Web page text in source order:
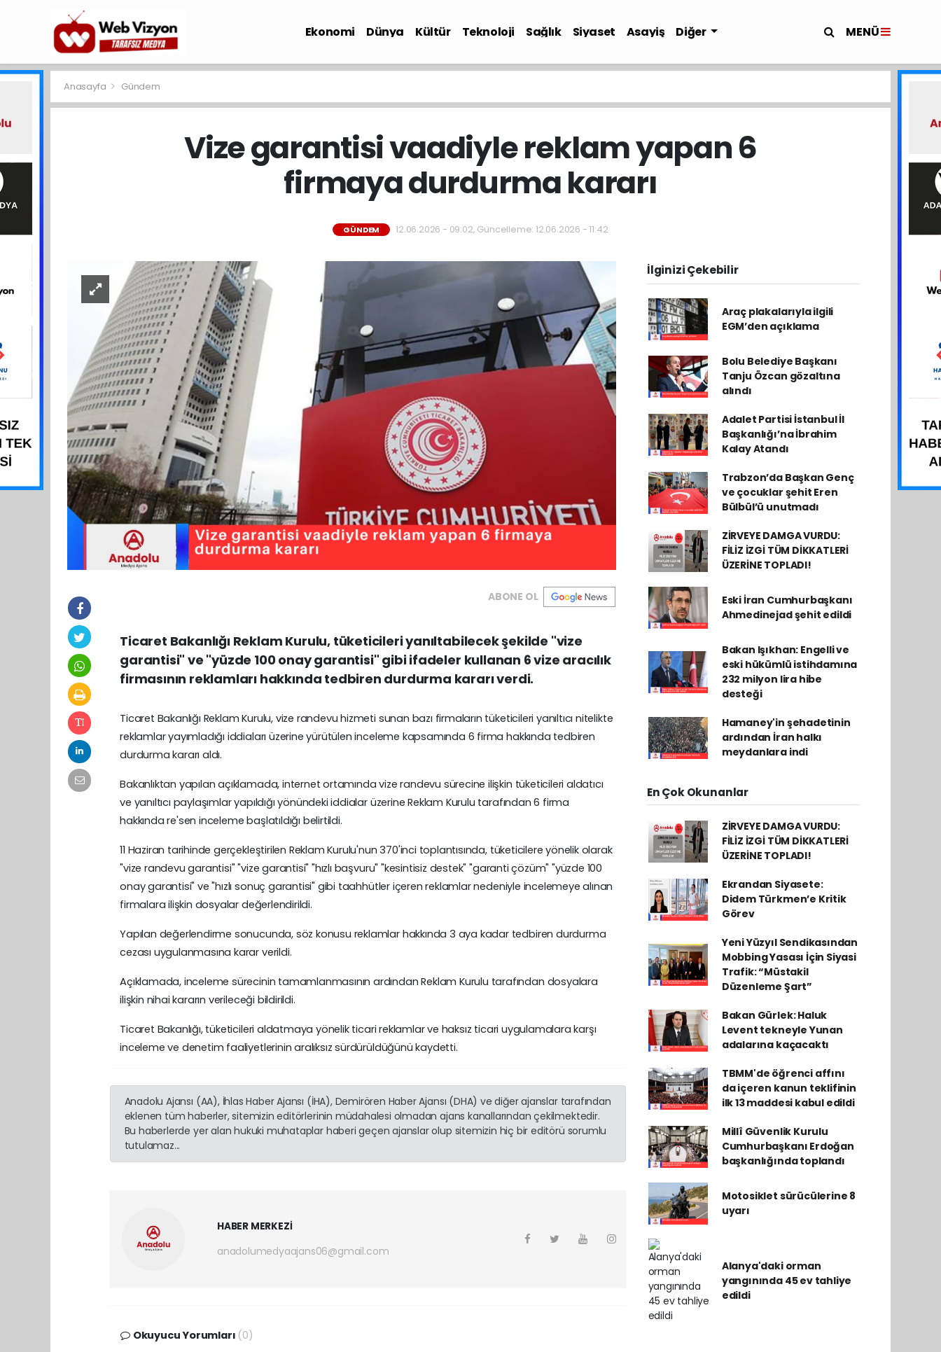
Ekonomi Dünya Kültür Teknoloji Sağlık Siyaset Asayiş Diğer MENÜ
Anasayfa Gündem
Vize garantisi vaadiyle reklam yapan 6
firmaya durdurma kararı
GÜNDEM 12.06.2026 - 09:02, Güncelleme: 12.06.2026 - 11:42
ABONE OL
Ticaret Bakanlığı Reklam Kurulu, tüketicileri yanıltabilecek şekilde "vize
garantisi" ve "yüzde 100 onay garantisi" gibi ifadeler kullanan 6 vize aracılık
firmasının reklamları hakkında tedbiren durdurma kararı verdi.
Ticaret Bakanlığı Reklam Kurulu, vize randevu hizmeti sunan bazı firmaların tüketicileri yanıltıcı nitelikte
reklamlar yayımladığı iddiaları üzerine yürütülen inceleme kapsamında 6 firma hakkında tedbiren
durdurma kararı aldı.
Bakanlıktan yapılan açıklamada, internet ortamında vize randevu sürecine ilişkin tüketicileri aldatıcı
ve yanıltıcı paylaşımlar yapıldığı yönündeki iddialar üzerine Reklam Kurulu tarafından 6 firma
hakkında re'sen inceleme başlatıldığı belirtildi.
11 Haziran tarihinde gerçekleştirilen Reklam Kurulu'nun 370'inci toplantısında, tüketicilere yönelik olarak
"vize randevu garantisi" "vize garantisi" "hızlı başvuru" "kesintisiz destek" "garanti çözüm" "yüzde 100
onay garantisi" ve "hızlı sonuç garantisi" gibi taahhütler içeren reklamlar nedeniyle incelemeye alınan
firmalara ilişkin dosyalar değerlendirildi.
Yapılan değerlendirme sonucunda, söz konusu reklamlar hakkında 3 aya kadar tedbiren durdurma
cezası uygulanmasına karar verildi.
Açıklamada, inceleme sürecinin tamamlanmasının ardından Reklam Kurulu tarafından dosyalara
ilişkin nihai kararın verileceği bildirildi.
Ticaret Bakanlığı, tüketicileri aldatmaya yönelik ticari reklamlar ve haksız ticari uygulamalara karşı
inceleme ve denetim faaliyetlerinin aralıksız sürdürüldüğünü kaydetti.
Anadolu Ajansı (AA), İhlas Haber Ajansı (İHA), Demirören Haber Ajansı (DHA) ve diğer ajanslar tarafından
eklenen tüm haberler, sitemizin editörlerinin müdahalesi olmadan ajans kanallarından çekilmektedir.
Bu haberlerde yer alan hukuki muhataplar haberi geçen ajanslar olup sitemizin hiç bir editörü sorumlu
tutulamaz...
HABER MERKEZİ
anadolumedyaajans06@gmail.com
Okuyucu Yorumları (0)
İlginizi Çekebilir
Araç plakalarıyla ilgili
EGM’den açıklama
Bolu Belediye Başkanı
Tanju Özcan gözaltına
alındı
Adalet Partisi İstanbul İl
Başkanlığı’na İbrahim
Kalay Atandı
Trabzon’da Başkan Genç
ve çocuklar şehit Eren
Bülbül’ü unutmadı
ZİRVEYE DAMGA VURDU:
FİLİZ İZGİ TÜM DİKKATLERİ
ÜZERİNE TOPLADI!
Eski İran Cumhurbaşkanı
Ahmedinejad şehit edildi
Bakan Işıkhan: Engelli ve
eski hükümlü istihdamına
232 milyon lira hibe
desteği
Hamaney'in şehadetinin
ardından İran halkı
meydanlara indi
En Çok Okunanlar
ZİRVEYE DAMGA VURDU:
FİLİZ İZGİ TÜM DİKKATLERİ
ÜZERİNE TOPLADI!
Ekrandan Siyasete:
Didem Türkmen’e Kritik
Görev
Yeni Yüzyıl Sendikasından
Mobbing Yasası İçin Siyasi
Trafik: “Müstakil
Düzenleme Şart”
Bakan Gürlek: Haluk
Levent tekneyle Yunan
adalarına kaçacaktı
TBMM'de öğrenci affını
da içeren kanun teklifinin
ilk 13 maddesi kabul edildi
Millî Güvenlik Kurulu
Cumhurbaşkanı Erdoğan
başkanlığında toplandı
Motosiklet sürücülerine 8
uyarı
Alanya'daki orman
yangınında 45 ev tahliye
edildi